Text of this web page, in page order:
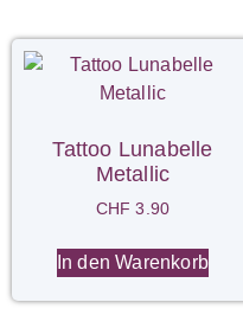
Tattoo Lunabelle
Metallic
CHF 3.90
In den Warenkorb